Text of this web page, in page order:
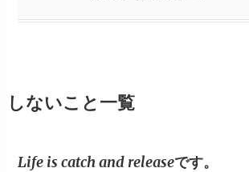
しないこと一覧
Life is catch and releaseです。